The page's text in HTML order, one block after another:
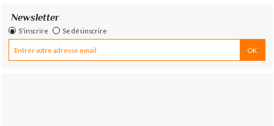
Newsletter
S'inscrire Se désinscrire